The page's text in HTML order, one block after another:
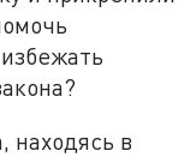
находясь в